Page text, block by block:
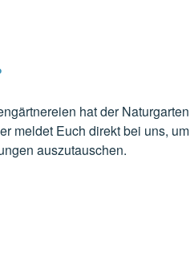
hat der Naturgarten
meldet Euch direkt bei uns, um
auszutauschen.